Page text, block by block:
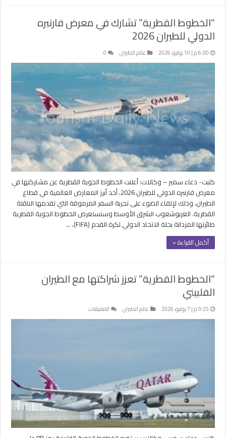
“الخطوط القطرية” تشارك في معرض فارنبره
الدولي للطيران 2026
6:00 م | 10 يوليو، 2026 عالم الطيران 0
كتبت- دعاء سمير – وكالات: أعلنت الخطوط الجوية القطرية عن مشاركتها في
معرض فارنبره الدولي للطيران 2026، أحد أبرز المعارض العالمية في قطاع
الطيران، وذلك لإلقاء الضوء على تجربة السفر المرموقة التي تقدمها الناقلة
القطرية. العربوشعوب الشرق الأوسط وستستعرض الخطوط الجوية القطرية
طائرتها المزدانة بحلة الاتحاد الدولي لكرة القدم (FIFA)، …
أكمل القراءة »
“الخطوط القطرية” تعزز شراكتها مع الطيران
الفلبيني
9:25 م | 7 يوليو، 2026 عالم الطيران التعليقات
“الخطوط
مغلقة